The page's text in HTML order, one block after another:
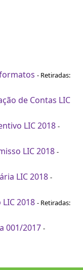
- Retiradas:
de Contas LIC
LIC 2018 -
LIC 2018 -
LIC 2018 -
2018 - Retiradas:
001/2017 -